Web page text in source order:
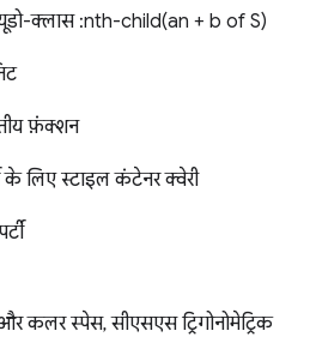
क्लास :nth-child(an + b of S)
फ़ंक्शन
के लिए स्टाइल कंटेनर क्वेरी
स्पेस, सीएसएस ट्रिगोनोमेट्रिक